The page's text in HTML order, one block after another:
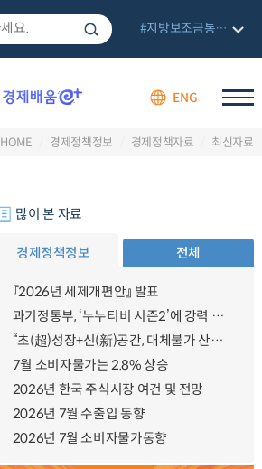
ENG
#지방보조금통합관리망
HOME 경제정책정보 경제정책자료 최신자료
많이 본 자료
경제정책정보 전체
『2026년 세제개편안』 발표
과기정통부, ‘누누티비 시즌2’에 강력 대응 의지 밝혀
“초(超)성장+신(新)공간, 대체불가 산업강국”
7월 소비자물가는 2.8% 상승
2026년 한국 주식시장 여건 및 전망
2026년 7월 수출입 동향
2026년 7월 소비자물가동향